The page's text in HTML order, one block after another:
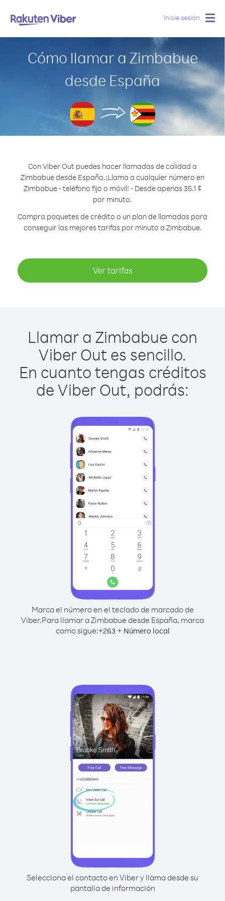
Inicie sesión
Cómo llamar a Zimbabue
desde España
Con Viber Out puedes hacer llamadas de calidad a
Zimbabue desde España.¡Llama a cualquier número en
Zimbabue - teléfono fijo o móvil! - Desde apenas 35.1 ¢
por minuto.
Compra paquetes de crédito o un plan de llamadas para
conseguir las mejores tarifas por minuto a Zimbabue.
Ver tarifas
Llamar a Zimbabue con
Viber Out es sencillo.
En cuanto tengas créditos
de Viber Out, podrás:
Marca el número en el teclado de marcado de
Viber.Para llamar a Zimbabue desde España, marca
como sigue:+263+ Número local
Selecciona el contacto en Viber y llama desde su
pantalla de información